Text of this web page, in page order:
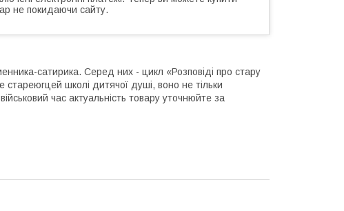
не покидаючи сайту.
сатирика. Серед них - цикл «Розповіді про стару
стареюrцей школі дитячої душі, воно не тільки
час актуальність товару уточнюйте за